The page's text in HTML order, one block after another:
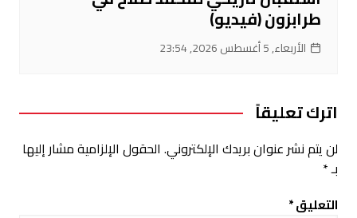
طرابزون (فيديو)
الأربعاء, 5 أغسطس 2026, 23:54
اترك تعليقاً
لن يتم نشر عنوان بريدك الإلكتروني. الحقول الإلزامية مشار إليها
بـ*
التعليق*